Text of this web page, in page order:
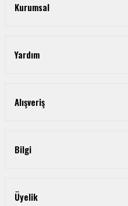
Kurumsal
Yardım
Alışveriş
Bilgi
Üyelik